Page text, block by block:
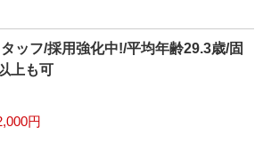
ッフ/採用強化中!/平均年齢29.3歳/固
上も可
円